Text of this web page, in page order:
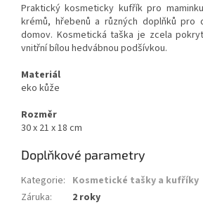
Praktický kosmeticky kufřík pro
krémů, hřebenů a různých doplňků
domov. Kosmetická taška je zcela
vnitřní bílou hedvábnou podšívkou.
Materiál
eko kůže
Rozměr
30 x 21 x 18 cm
Doplňkové parametry
Kategorie: Kosmetické tašky a kufříky
Záruka:
2 roky